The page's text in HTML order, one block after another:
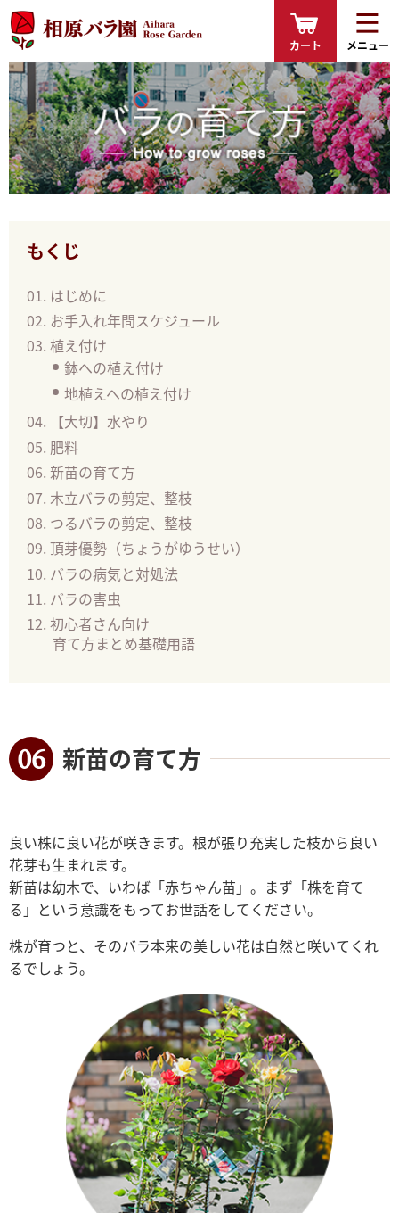
カート メニュー
もくじ
はじめに
お手入れ年間スケジュール
植え付け
鉢への植え付け
地植えへの植え付け
【大切】水やり
肥料
新苗の育て方
木立バラの剪定、整枝
つるバラの剪定、整枝
頂芽優勢（ちょうがゆうせい）
バラの病気と対処法
バラの害虫
初心者さん向け
育て方まとめ基礎用語
新苗の育て方
良い株に良い花が咲きます。根が張り充実した枝から良い
花芽も生まれます。
新苗は幼木で、いわば「赤ちゃん苗」。まず「株を育て
る」という意識をもってお世話をしてください。
株が育つと、そのバラ本来の美しい花は自然と咲いてくれ
るでしょう。